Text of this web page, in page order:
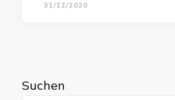
31/12/2020
Suchen